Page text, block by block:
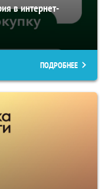
в интернет-
ПОДРОБНЕЕ